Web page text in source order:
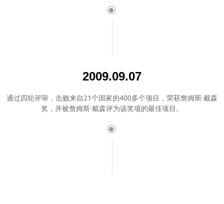
ꀉ
ꀉ
2009.09.07
通过四轮评审，击败来自21个国家的400多个项目，荣获詹姆斯·戴森
奖，并被詹姆斯·戴森评为该奖项的最佳项目。